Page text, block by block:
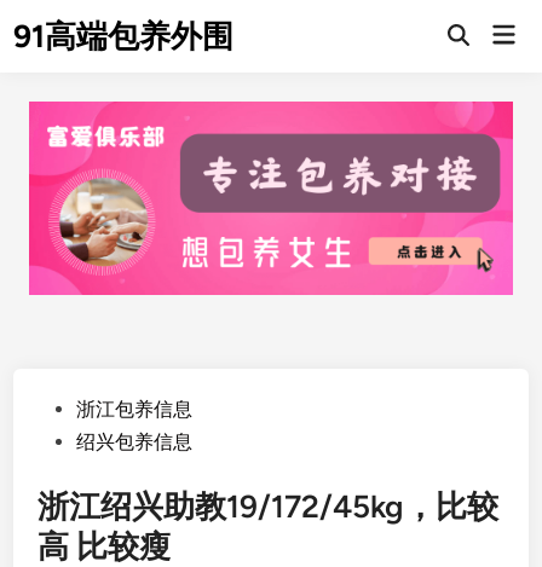
to91高端包养外围
Posted浙江包养信息
绍兴包养信息
浙江绍兴助教19/172/45kg，比较
高 比较瘦